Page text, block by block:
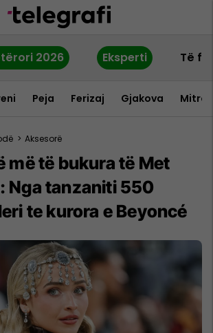
2026 Eksperti Të
Peja Ferizaj Gjakova
> Aksesorë
më të bukura të Met
Nga tanzaniti 550
te kurora e Beyoncé